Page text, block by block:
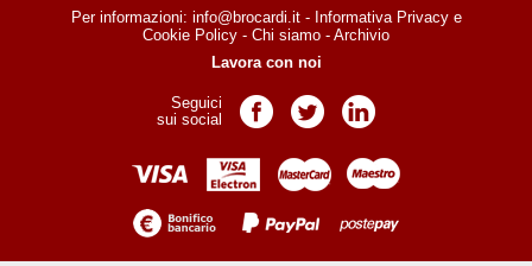
Per informazioni: info@brocardi.it- Informativa Privacye
Cookie Policy - Chi siamo - Archivio
Lavora con noi
Seguici
sui social
Pagina Facebook
Pagina TwitterPagina LinkedIn